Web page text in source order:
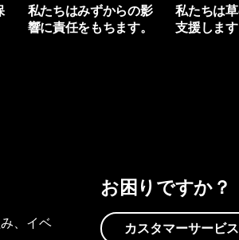
私たちはみずからの影
響に責任をもちます。
私たちは
支援します
、イベ
お困りですか？
カスタマーサービス